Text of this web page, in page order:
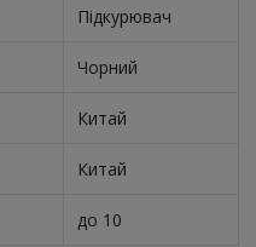
Підкурювач
Чорний
Китай
Китай
до 10